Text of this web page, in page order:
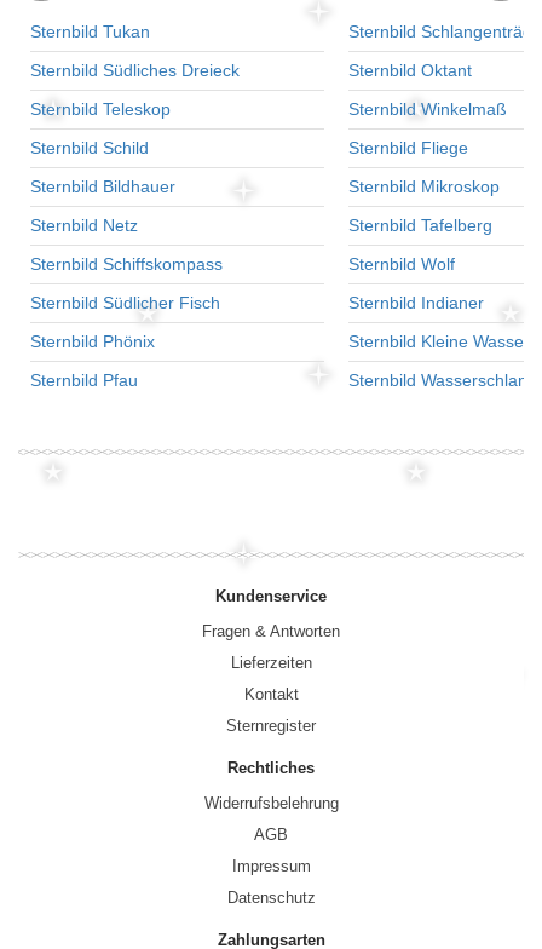
Sternbild Tukan
Sternbild Südliches Dreieck
Sternbild Teleskop
Sternbild Schild
Sternbild Bildhauer
Sternbild Netz
Sternbild Schiffskompass
Sternbild Südlicher Fisch
Sternbild Phönix
Sternbild Pfau
Sternbild
Sternbild Oktant
Sternbild Winkelmaß
Sternbild Fliege
Sternbild Mikroskop
Sternbild Tafelberg
Sternbild Wolf
Sternbild Indianer
Sternbild Kleine
Sternbild
Kundenservice
Fragen & Antworten
Lieferzeiten
Kontakt
Sternregister
Rechtliches
Widerrufsbelehrung
AGB
Impressum
Datenschutz
Zahlungsarten